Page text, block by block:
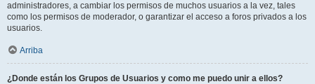
administradores, a cambiar los permisos de muchos usuarios a la vez, tales
como los permisos de moderador, o garantizar el acceso a foros privados a los
usuarios.
Arriba
¿Donde están los Grupos de Usuarios y como me puedo unir a ellos?